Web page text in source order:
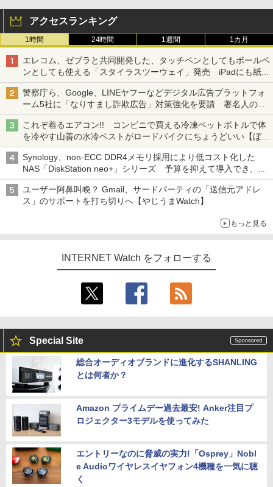
アクセスランキング
1時間 24時間 1週間 1カ月
エレコム、ゼブラと共同開発した、タッチペンとしてもボールペ
ンとしても使える「スタイラスツーウェイ」発売 iPadにも紙に
も、持ち替えずに書き込める
警察庁ら、Google、LINEヤフーなどデジタル広告プラットフォ
ーム5社に「なりすまし詐欺広告」対策強化を要請 著名人の写
真や映像を使った投資詐欺などへの対策として
これぞ着るエアコン!! コンビニで買える冷凍ペットボトルで体
を冷やす山善の水冷ベストがロードバイクにちょうどいい【ぼっ
ち・ざ・ろーど！その14】【空いた時間でなにしてる？】
Synology、non-ECC DDR4メモリ採用により低コスト化した
NAS「DiskStation neo+」シリーズ 予算を抑えて導入でき、
ECCメモリへのアップグレードも可能
ユーザー阿鼻叫喚？ Gmail、サードパーティの「送信元アドレ
ス」のサポートを打ち切りへ【やじうまWatch】
もっと見る
INTERNET Watch をフォローする
Special Site
総合オーディオブランドに進化するSHANLING
とは何者か？
Amazon プライムデー過去最安! Anker注目プ
ロジェクター3モデルを使ってみた
エントリーなのに脅威の実力!「Osprey」Nobl
e Audioワイヤレスイヤフォン4機種を一気に聴
く